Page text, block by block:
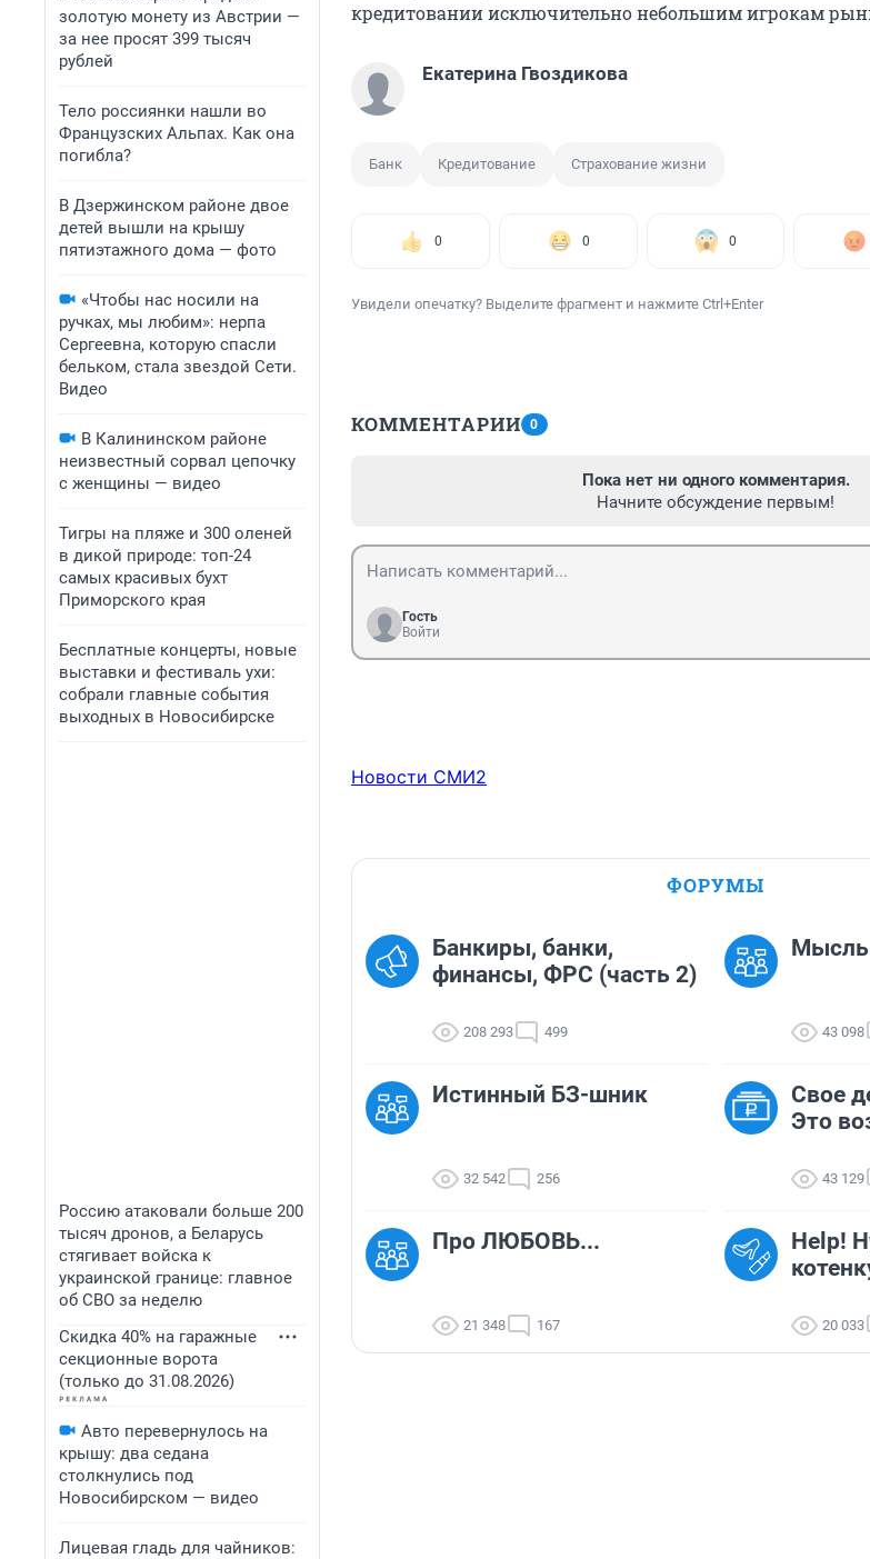
золотую монету из Австрии —
за нее просят 399 тысяч
рублей
Тело россиянки нашли во
Французских Альпах. Как она
погибла?
В Дзержинском районе двое
детей вышли на крышу
пятиэтажного дома — фото
«Чтобы нас носили на
ручках, мы любим»: нерпа
Сергеевна, которую спасли
бельком, стала звездой Сети.
Видео
В Калининском районе
неизвестный сорвал цепочку
с женщины — видео
Тигры на пляже и 300 оленей
в дикой природе: топ-24
самых красивых бухт
Приморского края
Бесплатные концерты, новые
выставки и фестиваль ухи:
собрали главные события
выходных в Новосибирске
Россию атаковали больше 200
тысяч дронов, а Беларусь
стягивает войска к
украинской границе: главное
об СВО за неделю
Скидка 40% на гаражные
секционные ворота
(только до 31.08.2026)
Авто перевернулось на
крышу: два седана
столкнулись под
Новосибирском — видео
Лицевая гладь для чайников:
кредитовании исключительно небольшим игрокам
Екатерина Гвоздикова
Банк Кредитование Страхование жизни
0 0 0
Увидели опечатку? Выделите фрагмент и нажмите Ctrl+Enter
КОММЕНТАРИИ 0
Пока нет ни одного комментария.
Начните обсуждение первым!
Гость
Войти
Новости СМИ2
ФОРУМЫ
Банкиры, банки,
финансы, ФРС (часть 2)
208 293 499
Мысль
43 098
Истинный БЗ-шник
32 542 256
Свое
Это
43 129
Про ЛЮБОВЬ...
21 348 167
Help!
20 033